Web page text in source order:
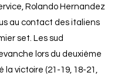
Rolando Hernandez
au contact des italiens
set. Les sud
lors du deuxième
victoire (21-19, 18-21,